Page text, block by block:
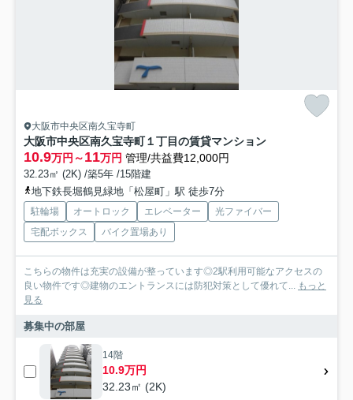
大阪市中央区南久宝寺町
大阪市中央区南久宝寺町１丁目の賃貸マンション
10.9万円～11万円 管理/共益費12,000円
32.23㎡ (2K) /築5年 /15階建
地下鉄長堀鶴見緑地「松屋町」駅 徒歩7分
駐輪場 オートロック エレベーター
光ファイバー
宅配ボックス
バイク置場あり
こちらの物件は充実の設備が整っています◎2駅利用可能なアクセスの
良い物件です◎建物のエントランスには防犯対策として優れて... もっと
見る
募集中の部屋
14階
10.9万円
32.23㎡ (2K)